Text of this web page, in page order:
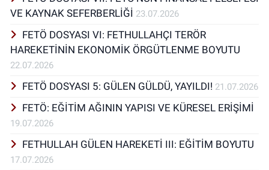
alanlarda yazılmış makalelerim
Şimdilerde yapay zeka bağlamında ekonomi,
siyaset bilimi ve eğitim alanları ilgi alanım
VE KAYNAK SEFERBERLİĞİ 23.07.2026
FETÖ DOSYASI VI: FETHULLAHÇI TERÖR
HAREKETİNİN EKONOMİK ÖRGÜTLENME BOYUTU
22.07.2026
FETÖ DOSYASI 5: GÜLEN GÜLDÜ, YAYILDI! 21.07.2026
FETÖ: EĞİTİM AĞININ YAPISI VE KÜRESEL ERİŞİMİ
19.07.2026
FETHULLAH GÜLEN HAREKETİ III: EĞİTİM BOYUTU
17.07.2026